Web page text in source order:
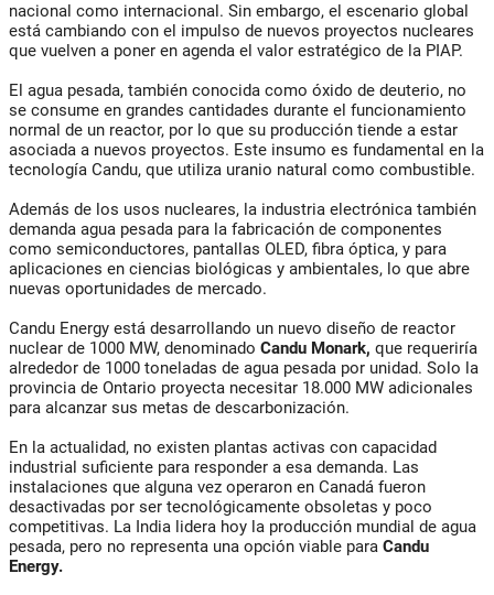
nacional como internacional. Sin embargo, el escenario global
está cambiando con el impulso de nuevos proyectos nucleares
que vuelven a poner en agenda el valor estratégico de la PIAP.
El agua pesada, también conocida como óxido de deuterio, no
se consume en grandes cantidades durante el funcionamiento
normal de un reactor, por lo que su producción tiende a estar
asociada a nuevos proyectos. Este insumo es fundamental en la
tecnología Candu, que utiliza uranio natural como combustible.
Además de los usos nucleares, la industria electrónica también
demanda agua pesada para la fabricación de componentes
como semiconductores, pantallas OLED, fibra óptica, y para
aplicaciones en ciencias biológicas y ambientales, lo que abre
nuevas oportunidades de mercado.
Candu Energy está desarrollando un nuevo diseño de reactor
nuclear de 1000 MW, denominado Candu Monark, que requeriría
alrededor de 1000 toneladas de agua pesada por unidad. Solo la
provincia de Ontario proyecta necesitar 18.000 MW adicionales
para alcanzar sus metas de descarbonización.
En la actualidad, no existen plantas activas con capacidad
industrial suficiente para responder a esa demanda. Las
instalaciones que alguna vez operaron en Canadá fueron
desactivadas por ser tecnológicamente obsoletas y poco
competitivas. La India lidera hoy la producción mundial de agua
pesada, pero no representa una opción viable para Candu
Energy.